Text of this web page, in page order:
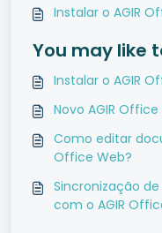
Instalar o AGIR
You may like
Instalar o AGIR
Novo AGIR
Como editar
Office Web?
Sincronização
com o AGIR